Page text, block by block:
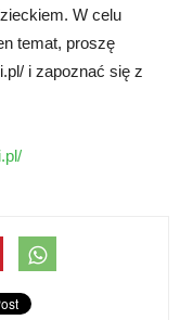
W celu
temat, proszę
i zapoznać się z